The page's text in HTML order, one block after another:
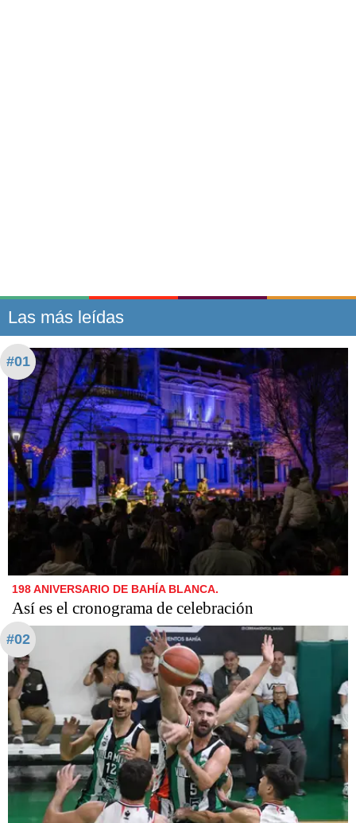
Las más leídas
#01
198 ANIVERSARIO DE BAHÍA BLANCA.
Así es el cronograma de celebración
#02